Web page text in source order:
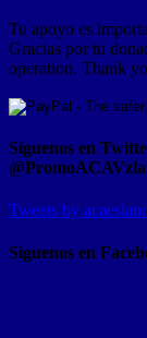
Tu apoyo es
Gracias por tu
operation. Thank
Síguenos en
@PromoACAVzla
Tweets by
Siguenos en